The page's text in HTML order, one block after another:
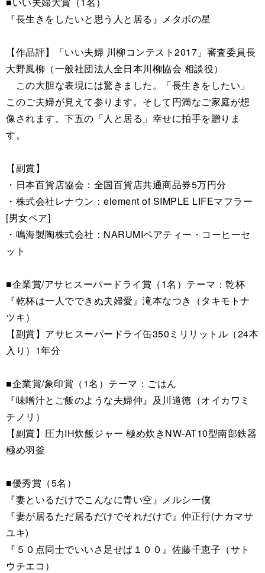
『長生きをしたいと思う人と居る』メタボの星
【作品評】「いい夫婦 川柳コンテスト2017」審査委員長
大野風柳（一般社団法人全日本川柳協会 相談役）
この大胆な表現には驚きました。「長生きをしたい」
このご夫婦が見えて参ります。そして円満なご家庭が想
像されます。下五の「人と居る」幸せに拍手を贈りま
す。
【副賞】
・日本百貨店協会：全国百貨店共通商品券5万円分
・株式会社レナウン：element of SIMPLE LIFEマフラー
[男女ペア]
・鳴海製陶株式会社：NARUMIペアティー・コーヒーセ
ット
■企業賞/アサヒスーパードライ賞（1名）テーマ：乾杯
『乾杯は一人でできぬ夫婦愛』滝本なつき（タキモトナ
ツキ）
【副賞】アサヒスーパードライ缶350ミリリットル（24本
入り）1年分
■企業賞/象印賞（1名）テーマ：ごはん
『味噌汁とご飯のような夫婦仲』及川道徳（オイカワミ
チノリ）
【副賞】圧力IH炊飯ジャー 極め炊きNW-AT10型南部鉄器
極め羽釜
■優秀賞（5名）
『妻といるだけでこんなに青い空』メルシー僕
『妻が居るただ居るだけでそれだけで』仲正行(ナカマサ
ユキ)
『５０点同士でいいさ足せば１００』佐藤千恵子（サト
ウチエコ）